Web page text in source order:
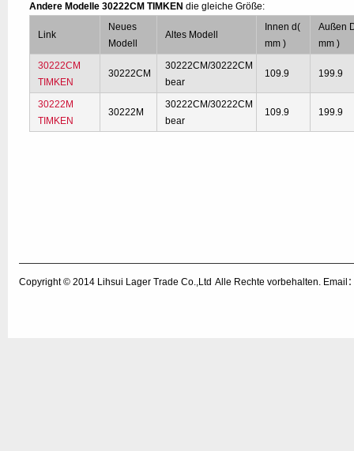
Andere Modelle 30222CM TIMKEN die gleiche Größe:
Link
Neues
Modell
Altes Modell
Innen d(
mm )
Außen
mm )
30222CM
TIMKEN
30222CM
30222CM/30222CM
bear
109.9 199.9
30222M
TIMKEN
30222M
30222CM/30222CM
bear
109.9 199.9
Copyright © 2014 Lihsui Lager Trade Co.,Ltd Alle Rechte vorbehalten. Email